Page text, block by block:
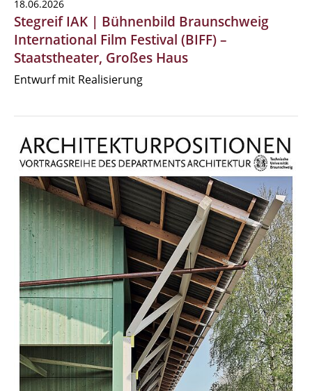
18.06.2026
Stegreif IAK | Bühnenbild Braunschweig
International Film Festival (BIFF) –
Staatstheater, Großes Haus
Entwurf mit Realisierung